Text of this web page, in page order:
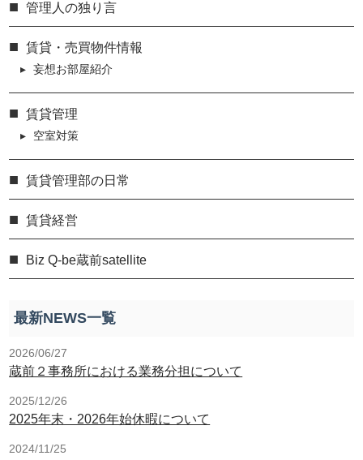
管理人の独り言
賃貸・売買物件情報
妄想お部屋紹介
賃貸管理
空室対策
賃貸管理部の日常
賃貸経営
Biz Q-be蔵前satellite
最新NEWS一覧
2026/06/27
蔵前２事務所における業務分担について
2025/12/26
2025年末・2026年始休暇について
2024/11/25